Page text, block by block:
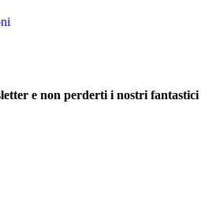
e non perderti i nostri fantastici